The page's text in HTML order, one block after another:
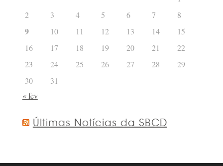
2
3 4 5 6 7 8
9 10 11 12 13 14
15
16
17 18 19 20 21
22
23
24 25 26 27 28
29
30
31
« fev
Últimas Notícias da SBCD